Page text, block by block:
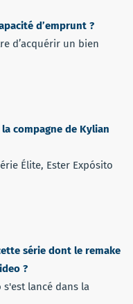
d’emprunt ?
d’acquérir un bien
compagne de Kylian
Élite, Ester Expósito
série dont le remake
?
lancé dans la